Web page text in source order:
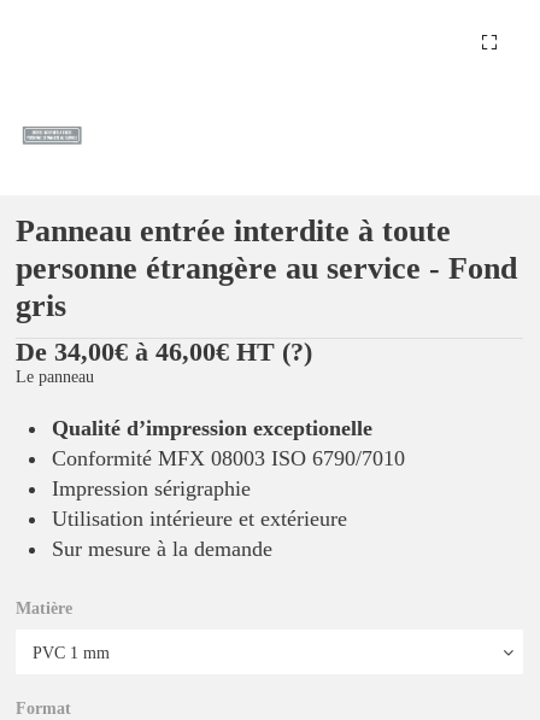
Panneau entrée interdite à toute
personne étrangère au service - Fond
gris
De 34,00€ à 46,00€ HT (?)
Le panneau
Qualité d’impression exceptionelle
Conformité MFX 08003 ISO 6790/7010
Impression sérigraphie
Utilisation intérieure et extérieure
Sur mesure à la demande
Matière
Format